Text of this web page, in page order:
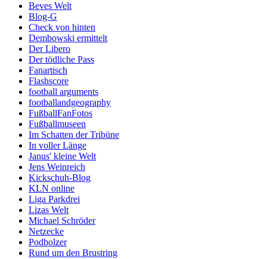
Beves Welt
Blog-G
Check von hinten
Dembowski ermittelt
Der Libero
Der tödliche Pass
Fanartisch
Flashscore
football arguments
footballandgeography
FußballFanFotos
Fußballmuseen
Im Schatten der Tribüne
In voller Länge
Janus' kleine Welt
Jens Weinreich
Kickschuh-Blog
KLN online
Liga Parkdrei
Lizas Welt
Michael Schröder
Netzecke
Podbolzer
Rund um den Brustring